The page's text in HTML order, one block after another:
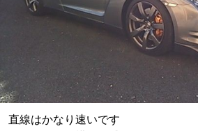
直線はかなり速いです